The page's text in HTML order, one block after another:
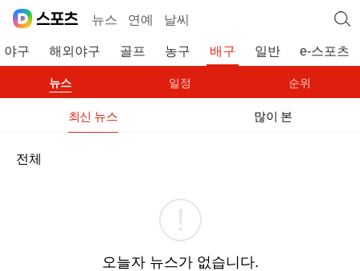
뉴스 연예 날씨
야구 해외야구 골프 농구 배구 일반 e-스포츠
뉴스 일정 순위
최신 뉴스 많이 본
전체
오늘자 뉴스가 없습니다.